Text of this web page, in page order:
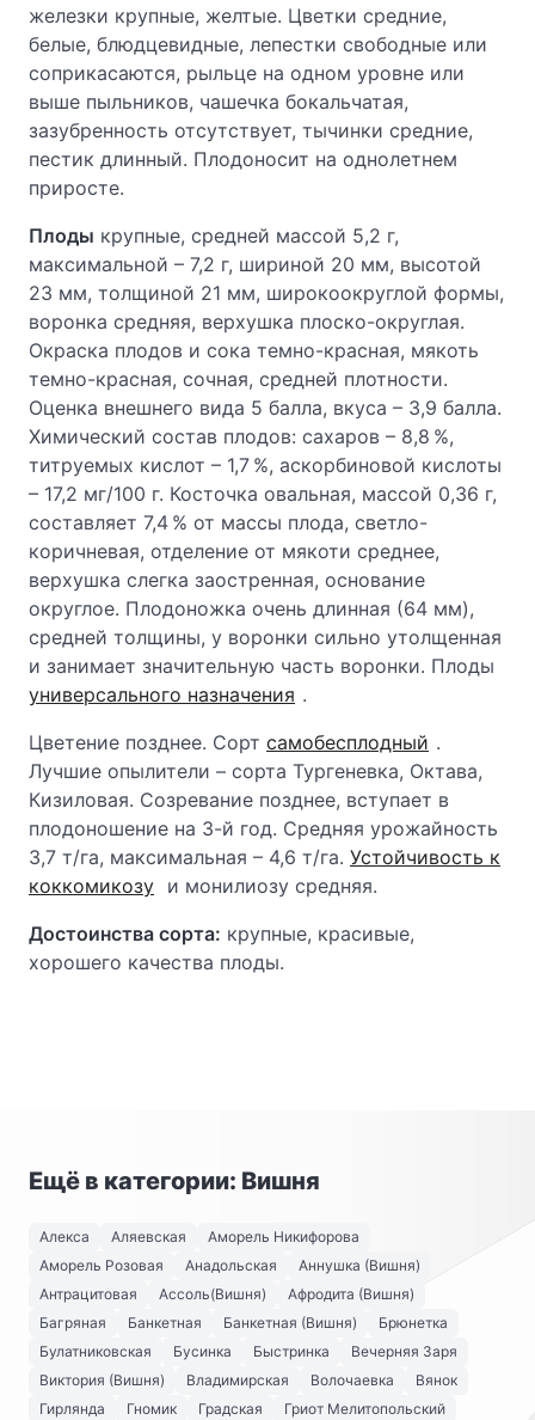
железки крупные, желтые. Цветки средние,
белые, блюдцевидные, лепестки свободные или
соприкасаются, рыльце на одном уровне или
выше пыльников, чашечка бокальчатая,
зазубренность отсутствует, тычинки средние,
пестик длинный. Плодоносит на однолетнем
приросте.
Плоды крупные, средней массой 5,2 г,
максимальной – 7,2 г, шириной 20 мм, высотой
23 мм, толщиной 21 мм, широкоокруглой формы,
воронка средняя, верхушка плоско-округлая.
Окраска плодов и сока темно-красная, мякоть
темно-красная, сочная, средней плотности.
Оценка внешнего вида 5 балла, вкуса – 3,9 балла.
Химический состав плодов: сахаров – 8,8 %,
титруемых кислот – 1,7 %, аскорбиновой кислоты
– 17,2 мг/100 г. Косточка овальная, массой 0,36 г,
составляет 7,4 % от массы плода, светло-
коричневая, отделение от мякоти среднее,
верхушка слегка заостренная, основание
округлое. Плодоножка очень длинная (64 мм),
средней толщины, у воронки сильно утолщенная
и занимает значительную часть воронки. Плоды
универсального назначения .
Цветение позднее. Сорт самобесплодный .
Лучшие опылители – сорта Тургеневка, Октава,
Кизиловая. Созревание позднее, вступает в
плодоношение на 3-й год. Средняя урожайность
3,7 т/га, максимальная – 4,6 т/га. Устойчивость к
коккомикозу и монилиозу средняя.
Достоинства сорта: крупные, красивые,
хорошего качества плоды.
Ещё в категории: Вишня
Алекса Аляевская
Аморель Никифорова
Аморель Розовая
Анадольская
Аннушка (Вишня)
Антрацитовая
Ассоль(Вишня)
Афродита (Вишня)
Багряная
Банкетная Банкетная (Вишня)
Брюнетка
Булатниковская
Бусинка Быстринка
Вечерняя Заря
Виктория (Вишня)
Владимирская Волочаевка
Вянок
Гирлянда
Гномик Градская
Гриот Мелитопольский